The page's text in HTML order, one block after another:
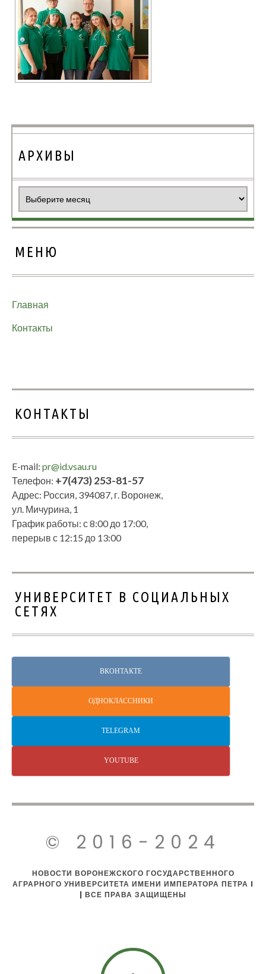
АРХИВЫ
МЕНЮ
Главная
Контакты
КОНТАКТЫ
E-mail: pr@id.vsau.ru
Телефон: +7(473) 253-81-57
Адрес: Россия, 394087, г. Воронеж,
ул. Мичурина, 1
График работы: с 8:00 до 17:00,
перерыв с 12:15 до 13:00
УНИВЕРСИТЕТ В СОЦИАЛЬНЫХ
СЕТЯХ
ВКОНТАКТЕ
ОДНОКЛАССНИКИ
TELEGRAM
YOUTUBE
© 2016-2024
НОВОСТИ ВОРОНЕЖСКОГО ГОСУДАРСТВЕННОГО
АГРАРНОГО УНИВЕРСИТЕТА ИМЕНИ ИМПЕРАТОРА ПЕТРА I
| ВСЕ ПРАВА ЗАЩИЩЕНЫ